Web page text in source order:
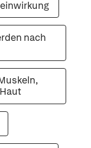
nach